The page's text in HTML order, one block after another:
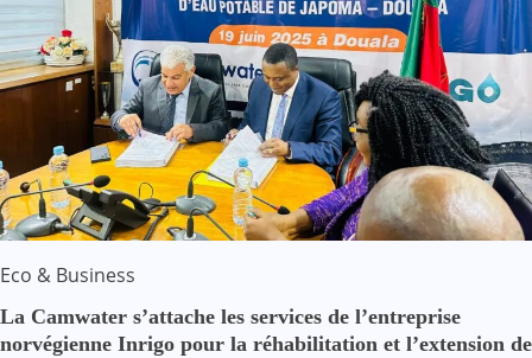
Eco & Business
La Camwater s’attache les services de l’entreprise
norvégienne Inrigo pour la réhabilitation et l’extension de